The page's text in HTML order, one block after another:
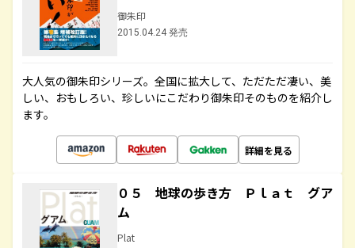
御朱印
2015.04.24 発売
大人気の御朱印シリーズ。全国に拡大して、ただただ凄い、美
しい、おもしろい、珍しいにこだわり御朱印そのものを紹介し
ます。
詳細を見る
０５ 地球の歩き方 Ｐｌａｔ グア
ム
Plat